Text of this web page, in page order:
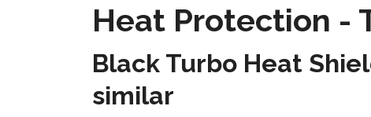
Heat Protection -
Black Turbo Heat
similar